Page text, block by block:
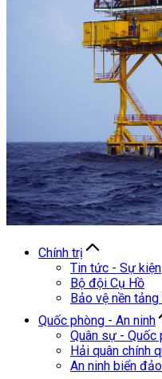
Chính trị
Tin tức - Sự kiện
Bộ đội Cụ Hồ
Bảo vệ nền
Quốc phòng - An ninh
Quân sự - Quốc
Hải quân chính
An ninh biển đảo